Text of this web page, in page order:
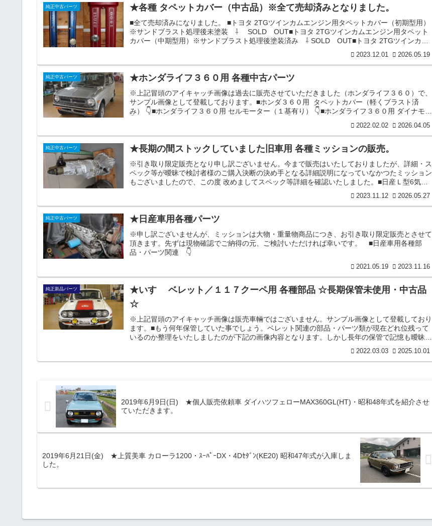
純正中古パーツ ★各種 タペットカバー（中古品）※全て売却済みとなりました。
■全て売却済みになりました。 ■トヨタ 2TGツインカムエンジン用タペットカバー（初期型用）
※サンドブラスト処理後未塗装 ⇩ SOLD OUT■トヨタ 2TGツインカムエンジン用タペット
カバー（中期型用）※サンドブラスト処理後塗装済み ⇩ SOLD OUT■トヨタ 2TGツインカム
ヨタ 18RGツインカムエンジン用タペットカバー※サンドブラスト処理後塗装済み ⇩
SOLD OUT■...
2023.12.01 2026.05.19
純正中古パーツ ★ホンダライフ３６０用 各種中古パーツ
※上記冒頭のアイキャッチ画像は過去に販売させていただきました（ホンダライフ３６０）で、
サンプル画像として登載しております。■ホンダ３６０用 タペットカバー（軽くブラスト済
み） 👇■ホンダライフ３６０用 セルモーター（１基有り） 👇■ホンダライフ３６０用 ダイナモ
ロントラバー等 👇■ホンダライフ３６０用 純正キャブ（部品取り用） 👇■ホンダＣＲキャブ用
インマニ 良品 （4個） ...
2022.02.02 2026.04.05
純正中古パーツ ★長期の間ストックしていました旧車用 各種ミッションの販売。
※引き取り限定販売となり申し訳ございません。今まで販売はいたしておりましたが、詳細・ス
ペック等が曖昧で検討者様のご購入決断の決め手となる詳細説明になっていなかつたミッション
もございましたので、この度 改めましてスペック等詳細を確認いたしました。■日産Ｌ型6気筒
ンです。ギアを入れ手動で回しますと普通に動きますが当方での状態の有無は未確認。 価格：
SOLD OUT ■ＴＥ27用ノーマル５速ミ...
2023.11.12 2026.05.27
純正中古パーツ ★日産車用各種パーツ
※申し訳ございませんが、ミッションは大物・重量物商品につき、お引き取り限定販売とさせて
頂きます。先ずは現物確認でご納得の元、ご検討いただければ幸いです。 ■日産車用各種部
品・パーツ関連 👇
2021.05.19 2023.11.16
純正新品パーツ
★いすゞ ベレット／１１７クーペ用 各種部品 ☆長期保管未使用・中古品
☆
※上記冒頭のアイキャッチ画像は販売車輛ではございません。サンプル画像として登載しており
ます。■もう何年保管していた事でしょう。ベレット関連の部品・パーツ類が現在どれ位残って
いるのか整理をいたしましたのが下記の画像内容となります。しかし長年の保管で記憶も曖昧と
したらお許しください。■いすゞ ベレット用 各種部品 ☆長期保管未使用・中古品☆ 👇■いすゞ
１１７クーペ 各種部品 ☆中古品☆ 👇
2022.03.03 2025.10.01
2019年6月9日(日) ★個人販売依頼車 ダイハツフェローMAX360GL(HT)・昭和48年式を紹介させ
ていただきます。
2019年6月21日(金) ★上質美車 カローラ1200・ｽｰﾊﾟｰDX・4Dｾﾀﾞﾝ(KE20) 昭和47年式が入庫しま
した。